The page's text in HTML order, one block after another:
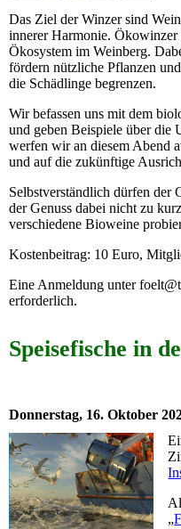
Das Ziel der Winzer sind
innerer Harmonie. Ökowinzer
Ökosystem im Weinberg.
fördern nützliche Pflanzen
die Schädlinge begrenzen.
Wir befassen uns mit dem
und geben Beispiele über die
werfen wir an diesem Abend
und auf die zukünftige
Selbstverständlich dürfen der
der Genuss dabei nicht zu
verschiedene Bioweine
Kostenbeitrag: 10 Euro,
Eine Anmeldung unter
erforderlich.
Speisefische in
Donnerstag, 16. Oktober
„